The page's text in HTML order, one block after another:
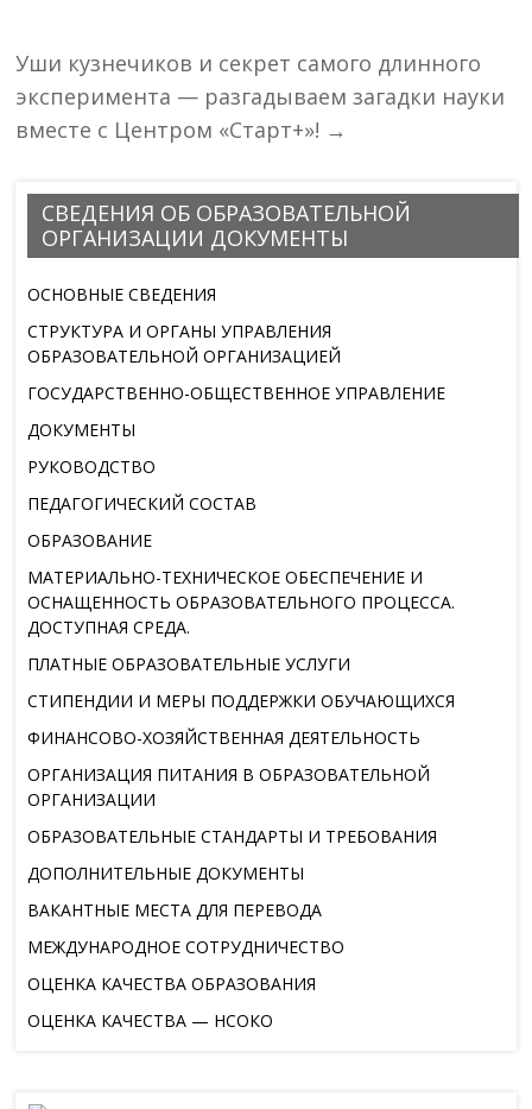
Уши кузнечиков и секрет самого длинного
эксперимента — разгадываем загадки науки
вместе с Центром «Старт+»! →
СВЕДЕНИЯ ОБ ОБРАЗОВАТЕЛЬНОЙ
ОРГАНИЗАЦИИ ДОКУМЕНТЫ
ОСНОВНЫЕ СВЕДЕНИЯ
СТРУКТУРА И ОРГАНЫ УПРАВЛЕНИЯ
ОБРАЗОВАТЕЛЬНОЙ ОРГАНИЗАЦИЕЙ
ГОСУДАРСТВЕННО-ОБЩЕСТВЕННОЕ УПРАВЛЕНИЕ
ДОКУМЕНТЫ
РУКОВОДСТВО
ПЕДАГОГИЧЕСКИЙ СОСТАВ
ОБРАЗОВАНИЕ
МАТЕРИАЛЬНО-ТЕХНИЧЕСКОЕ ОБЕСПЕЧЕНИЕ И
ОСНАЩЕННОСТЬ ОБРАЗОВАТЕЛЬНОГО ПРОЦЕССА.
ДОСТУПНАЯ СРЕДА.
ПЛАТНЫЕ ОБРАЗОВАТЕЛЬНЫЕ УСЛУГИ
СТИПЕНДИИ И МЕРЫ ПОДДЕРЖКИ ОБУЧАЮЩИХСЯ
ФИНАНСОВО-ХОЗЯЙСТВЕННАЯ ДЕЯТЕЛЬНОСТЬ
ОРГАНИЗАЦИЯ ПИТАНИЯ В ОБРАЗОВАТЕЛЬНОЙ
ОРГАНИЗАЦИИ
ОБРАЗОВАТЕЛЬНЫЕ СТАНДАРТЫ И ТРЕБОВАНИЯ
ДОПОЛНИТЕЛЬНЫЕ ДОКУМЕНТЫ
ВАКАНТНЫЕ МЕСТА ДЛЯ ПЕРЕВОДА
МЕЖДУНАРОДНОЕ СОТРУДНИЧЕСТВО
ОЦЕНКА КАЧЕСТВА ОБРАЗОВАНИЯ
ОЦЕНКА КАЧЕСТВА — НСОКО